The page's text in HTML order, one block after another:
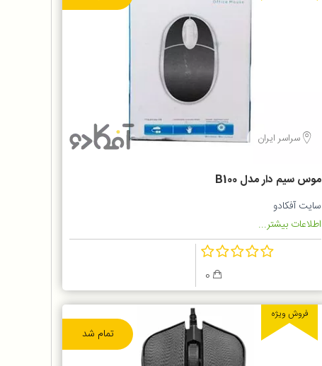
سراسر ایران
موس سیم دار مدل B100
سایت آفکادو
اطلاعات بیشتر...
تمام شد
فروش ویژه